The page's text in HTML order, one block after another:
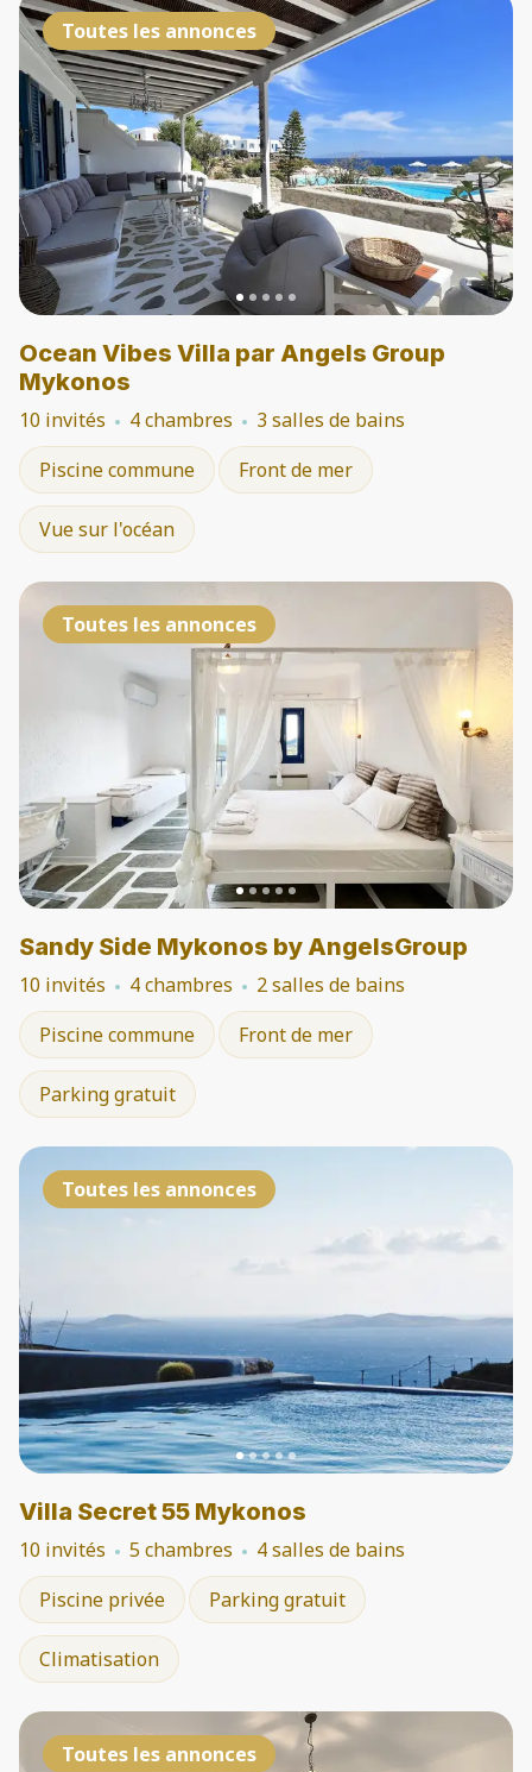
Toutes les annonces
Ocean Vibes Villa par Angels Group
Mykonos
10 invités 4 chambres
3 salles de bains
Piscine commune
Front de mer
Vue sur l'océan
Toutes les annonces
Sandy Side Mykonos by AngelsGroup
10 invités 4 chambres
2 salles de bains
Piscine commune
Front de mer
Parking gratuit
Toutes les annonces
Villa Secret 55 Mykonos
10 invités 5 chambres
4 salles de bains
Piscine privée
Parking gratuit
Climatisation
Toutes les annonces